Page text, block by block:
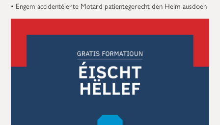
• Engem accidentéierte Motard patientegerecht den Helm ausdoen